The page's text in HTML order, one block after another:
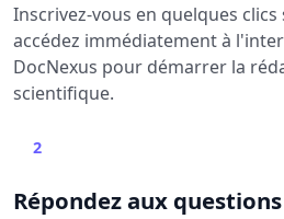
Inscrivez-vous en quelques
accédez immédiatement à
DocNexus pour démarrer la
scientifique.
2
Répondez aux